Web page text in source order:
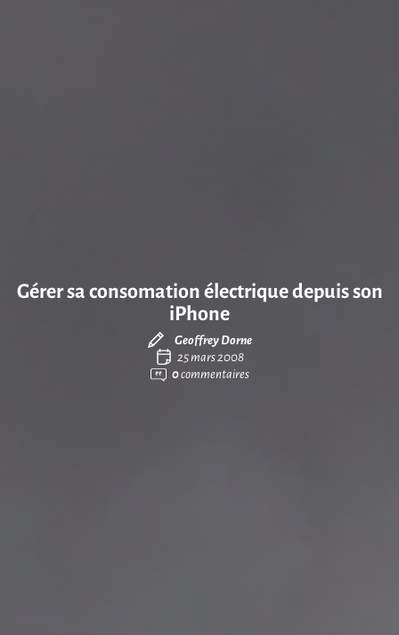
Gérer sa consomation électrique depuis son
iPhone
Geoffrey Dorne
25 mars 2008
0commentaires